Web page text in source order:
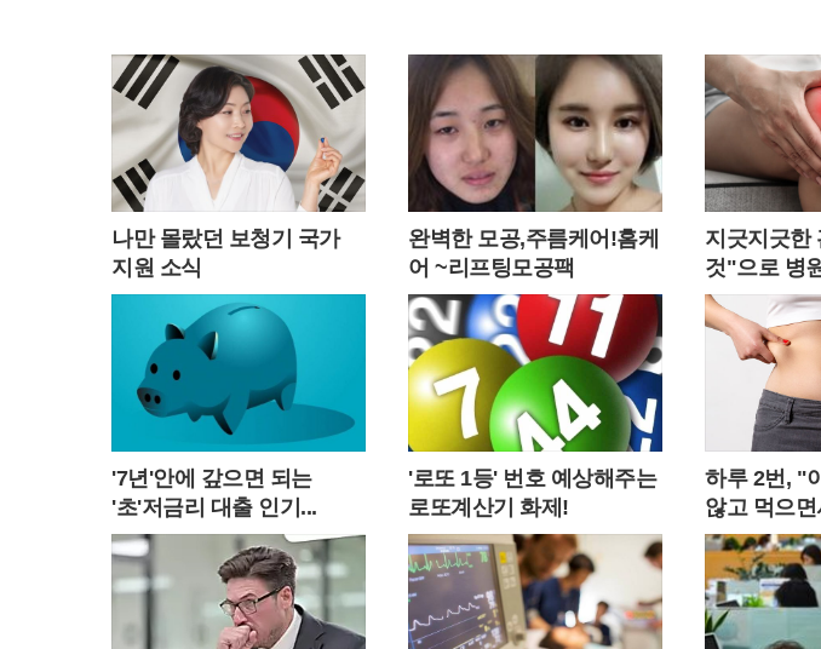
나만 몰랐던 보청기 국가
지원 소식
완벽한 모공,주름케어!홈케
어 ~리프팅모공팩
지긋지긋한
것"으로 병
'7년'안에 갚으면 되는
'초'저금리 대출 인기...
'로또 1등' 번호 예상해주는
로또계산기 화제!
하루 2번, "
않고 먹으